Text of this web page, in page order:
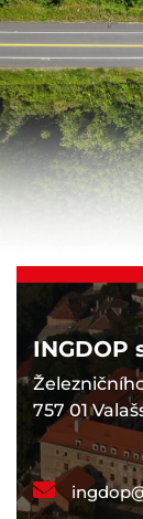
INGDOP
757 01